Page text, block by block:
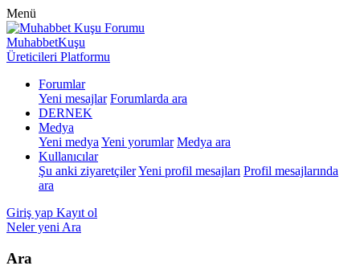
Menü
MuhabbetKuşu
Üreticileri Platformu
Forumlar
Yeni mesajlar Forumlarda ara
DERNEK
Medya
Yeni medya Yeni yorumlar Medya ara
Kullanıcılar
Şu anki ziyaretçilerYeni profil mesajları Profil mesajlarında
ara
Giriş yap Kayıt ol
Neler yeni Ara
Ara